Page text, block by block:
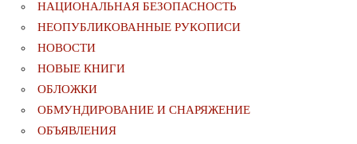
НАЦИОНАЛЬНАЯ БЕЗОПАСНОСТЬ
НЕОПУБЛИКОВАННЫЕ РУКОПИСИ
НОВОСТИ
НОВЫЕ КНИГИ
ОБЛОЖКИ
ОБМУНДИРОВАНИЕ И СНАРЯЖЕНИЕ
ОБЪЯВЛЕНИЯ